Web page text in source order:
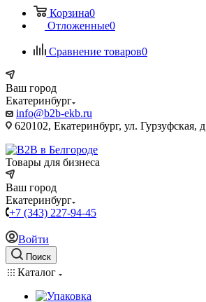
Корзина0
Отложенные0
Сравнение товаров0
Ваш город
Екатеринбург
info@b2b-ekb.ru
620102, Екатеринбург, ул. Гурзуфская,
Товары для бизнеса
Ваш город
Екатеринбург
+7 (343) 227-94-45
Войти
Поиск
Каталог